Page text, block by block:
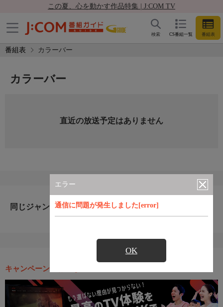
この夏、心を動かす作品特集 | J:COM TV
CS番組一覧 番組表
検索
番組表 カラーバー
エラー
通信に問題が発生しました[error]
OK
カラーバー
直近の放送予定はありません
同じジャンルのおすすめ番組
キャンペーン・お得な情報